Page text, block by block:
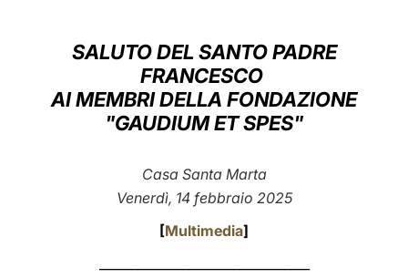
العربيّة
中文
LATINE
SALUTO DEL SANTO PADRE
FRANCESCO
AI MEMBRI DELLA FONDAZIONE
"GAUDIUM ET SPES"
Casa Santa Marta
Venerdì, 14 febbraio 2025
[Multimedia]